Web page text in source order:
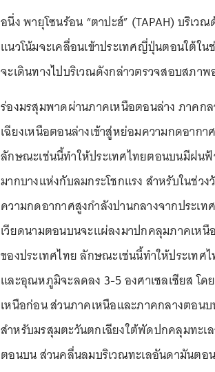
อนึ่ง พายุโซนร้อน “ตาปะฮ์” (TAPAH) บริเว
แนวโน้มจะเคลื่อนเข้าประเทศญี่ปุ่นตอนใต้ใ
จะเดินทางไปบริเวณดังกล่าวตรวจสอบสภา
ร่องมรสุมพาดผ่านภาคเหนือตอนล่าง ภาคก
เฉียงเหนือตอนล่างเข้าสู่หย่อมความกดอาก
ลักษณะเช่นนี้ทำให้ประเทศไทยตอนบนมีฝน
มากบางแห่งกับลมกระโชกแรง สำหรับในช่ว
ความกดอากาศสูงกำลังปานกลางจากประเ
เวียดนามตอนบนจะแผ่ลงมาปกคลุมภาคเหนื
ของประเทศไทย ลักษณะเช่นนี้ทำให้ประเท
และอุณหภูมิจะลดลง 3-5 องศาเซลเซียส โด
เหนือก่อน ส่วนภาคเหนือและภาคกลางตอน
สำหรับมรสุมตะวันตกเฉียงใต้พัดปกคลุมทะเ
ตอนบน ส่วนคลื่นลมบริเวณทะเลอันดามันตอ